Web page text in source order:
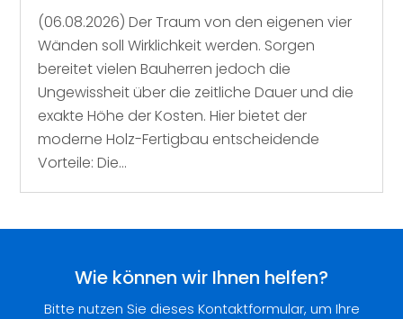
(06.08.2026) Der Traum von den eigenen vier
Wänden soll Wirklichkeit werden. Sorgen
bereitet vielen Bauherren jedoch die
Ungewissheit über die zeitliche Dauer und die
exakte Höhe der Kosten. Hier bietet der
moderne Holz-Fertigbau entscheidende
Vorteile: Die...
Wie können wir Ihnen helfen?
Bitte nutzen Sie dieses Kontaktformular, um Ihre